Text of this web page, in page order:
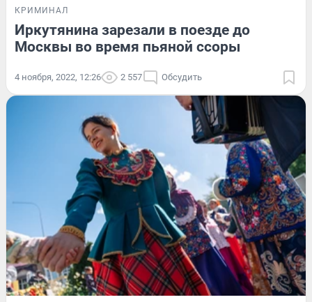
КРИМИНАЛ
Иркутянина зарезали в поезде до
Москвы во время пьяной ссоры
4 ноября, 2022, 12:26 2 557 Обсудить